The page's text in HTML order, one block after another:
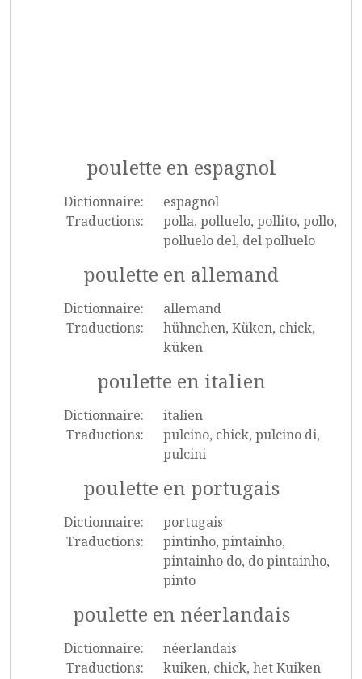
poulette en espagnol
Dictionnaire:
espagnol
Traductions:
polla, polluelo, pollito, pollo,
polluelo del, del polluelo
poulette en allemand
Dictionnaire:
allemand
Traductions:
hühnchen, Küken, chick,
küken
poulette en italien
Dictionnaire:
italien
Traductions:
pulcino, chick, pulcino di,
pulcini
poulette en portugais
Dictionnaire:
portugais
Traductions:
pintinho, pintainho,
pintainho do, do pintainho,
pinto
poulette en néerlandais
Dictionnaire:
néerlandais
Traductions:
kuiken, chick, het Kuiken